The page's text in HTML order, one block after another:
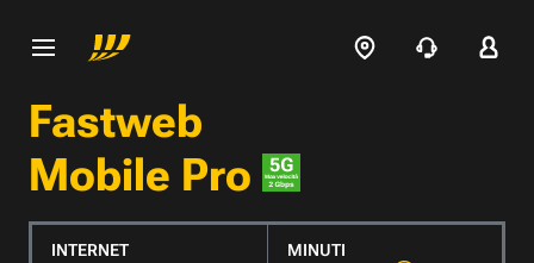
Fastweb
Mobile Pro
INTERNET MINUTI